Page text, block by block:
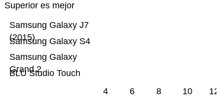
Superior es mejor
BLU Studio Touch
Samsung Galaxy
Grand 2
Samsung Galaxy S4
Samsung Galaxy J7
(2015)
4 6 8 10 12